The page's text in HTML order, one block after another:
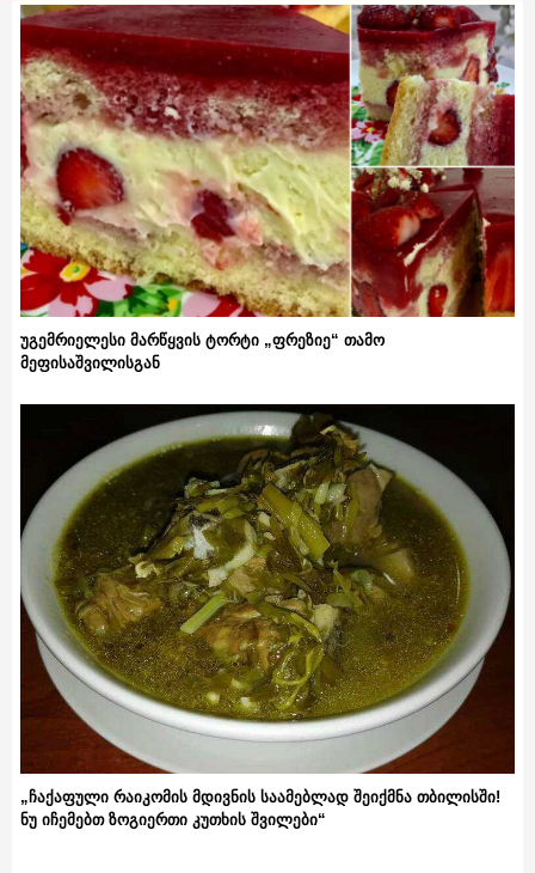
უგემრიელესი მარწყვის ტორტი „ფრეზიე“ თამო
მეფისაშვილისგან
„ჩაქაფული რაიკომის მდივნის საამებლად შეიქმნა თბილისში!
ნუ იჩემებთ ზოგიერთი კუთხის შვილები“